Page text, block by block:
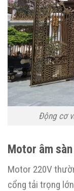
Động cơ
Motor âm
Motor 220V
cổng tải trọng